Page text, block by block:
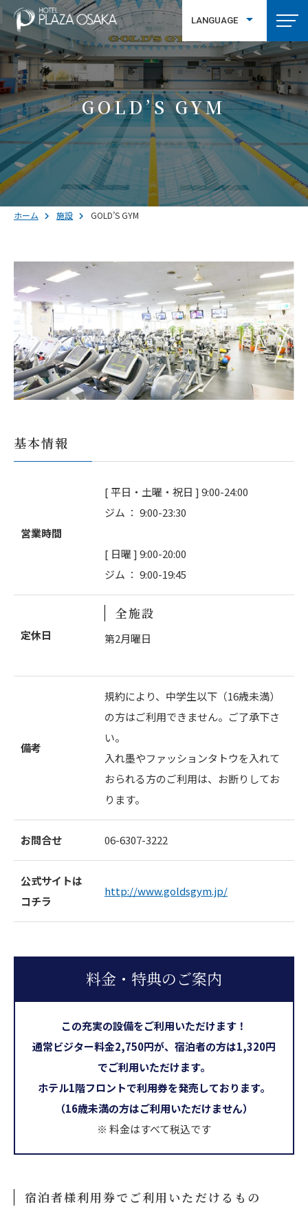
LANGUAGE
繁體中文
GOLD’S GYM
ホーム 施設 GOLD’S GYM
基本情報
営業時間
[ 平日・土曜・祝日 ] 9:00-24:00
ジム ： 9:00-23:30
[ 日曜 ] 9:00-20:00
ジム ： 9:00-19:45
定休日
全施設
第2月曜日
備考
規約により、中学生以下（16歳未満）
の方はご利用できません。ご了承下さ
い。
入れ墨やファッションタトウを入れて
おられる方のご利用は、お断りしてお
ります。
お問合せ 06-6307-3222
公式サイトは
コチラ
http://www.goldsgym.jp/
料金・特典のご案内
この充実の設備をご利用いただけます！
通常ビジター料金2,750円が、宿泊者の方は1,320円
でご利用いただけます。
ホテル1階フロントで利用券を発売しております。
（16歳未満の方はご利用いただけません）
※ 料金はすべて税込です
宿泊者様利用券でご利用いただけるもの